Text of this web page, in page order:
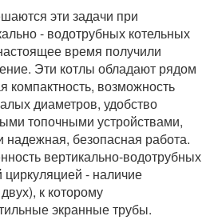
эти задачи при
- водотрубных котельных
время получили
Эти котлы обладают рядом
возможность
диаметров, удобство
топочными устройствами,
безопасная работа.
вертикально-водотрубных
циркуляцией - наличие
к которому
экранные трубы.